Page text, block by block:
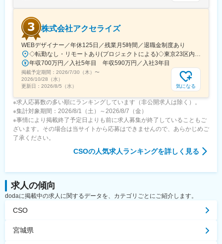
株式会社アクセライズ
WEBデザイナー／年休125日／残業月5時間／退職金制度あり
◇転勤なし・リモートあり(プロジェクトによる)◇東京23区内を中心としたプロジェクト先▽勤務エリア・東京都内を中心とした一都三県・東京23区内のプロジェクトが中心・プロジェクトによりリモートワークあり・千葉、埼玉、神奈川にも案件あり。強制はなし。■東京本社／東京都千代田区神田小川町1-5-1 神田御幸ビル8F
年収700万円／入社5年目 年収590万円／入社3年目
掲載予定期間： 2026/7/30（木） 〜
2026/10/28（水）
更新日： 2026/8/5（水） 気になる
※求人応募数の多い順にランキングしています（非公開求人は除く）。
※集計対象期間：2026/8/1（土）～2026/8/7（金）
※事情により掲載終了予定日よりも前に求人募集が終了していることもご
ざいます。その場合は当サイトから応募はできませんので、あらかじめご
了承ください。
CSOの人気求人ランキングを詳しく見る
求人の傾向
dodaに掲載中の求人に関するデータを、カテゴリごとにご紹介します。
CSO
宮城県